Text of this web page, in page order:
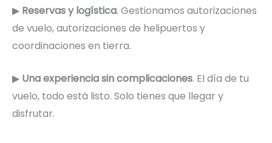
▶ Reservas y logística. Gestionamos autorizaciones
de vuelo, autorizaciones de helipuertos y
coordinaciones en tierra.
▶ Una experiencia sin complicaciones. El día de tu
vuelo, todo está listo. Solo tienes que llegar y
disfrutar.